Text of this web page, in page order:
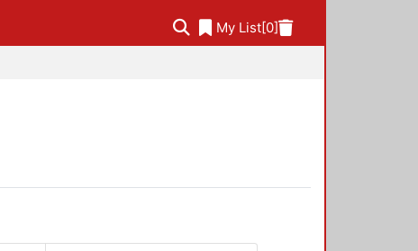
My List[0]